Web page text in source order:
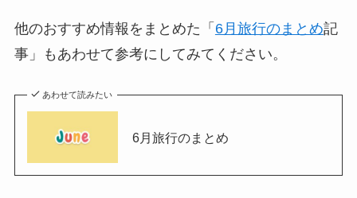
他のおすすめ情報をまとめた「 6月旅行のまとめ記
事」もあわせて参考にしてみてください。
あわせて読みたい
6月旅行のまとめ